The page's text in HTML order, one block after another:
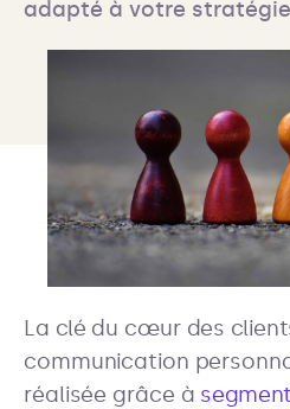
adapté à votre
La clé du cœur des
communication
réalisée grâce à